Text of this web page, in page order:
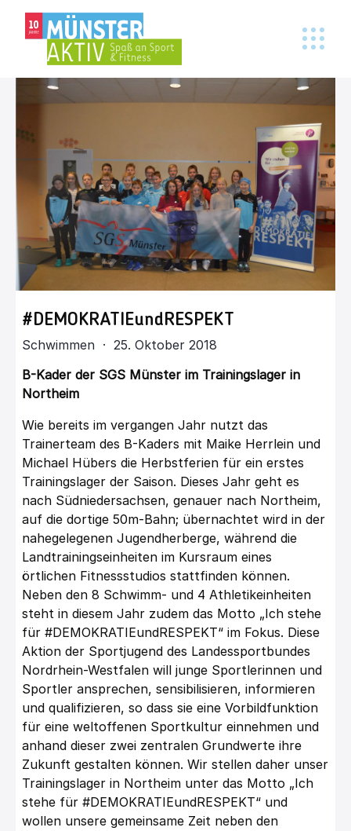
#DEMOKRATIEundRESPEKT
Schwimmen · 25. Oktober 2018
B-Kader der SGS Münster im Trainingslager in
Northeim
Wie bereits im vergangen Jahr nutzt das
Trainerteam des B-Kaders mit Maike Herrlein und
Michael Hübers die Herbstferien für ein erstes
Trainingslager der Saison. Dieses Jahr geht es
nach Südniedersachsen, genauer nach Northeim,
auf die dortige 50m-Bahn; übernachtet wird in der
nahegelegenen Jugendherberge, während die
Landtrainingseinheiten im Kursraum eines
örtlichen Fitnessstudios stattfinden können.
Neben den 8 Schwimm- und 4 Athletikeinheiten
steht in diesem Jahr zudem das Motto „Ich stehe
für #DEMOKRATIEundRESPEKT“ im Fokus. Diese
Aktion der Sportjugend des Landessportbundes
Nordrhein-Westfalen will junge Sportlerinnen und
Sportler ansprechen, sensibilisieren, informieren
und qualifizieren, so dass sie eine Vorbildfunktion
für eine weltoffenen Sportkultur einnehmen und
anhand dieser zwei zentralen Grundwerte ihre
Zukunft gestalten können. Wir stellen daher unser
Trainingslager in Northeim unter das Motto „Ich
stehe für #DEMOKRATIEundRESPEKT“ und
wollen unsere gemeinsame Zeit neben den